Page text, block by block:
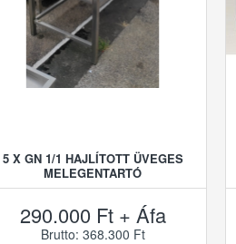
5 X GN 1/1 HAJLÍTOTT ÜVEGES
MELEGENTARTÓ
290.000 Ft + Áfa
Brutto: 368.300 Ft